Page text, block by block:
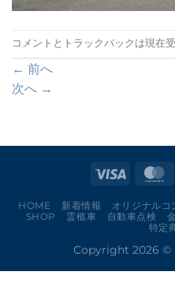
コメントとトラックバックは現在
← 前へ
次へ →
HOME 新着情報 オリジナルコ
SHOP
霊柩車 自動車点検
特定
Copyright 2026 ©